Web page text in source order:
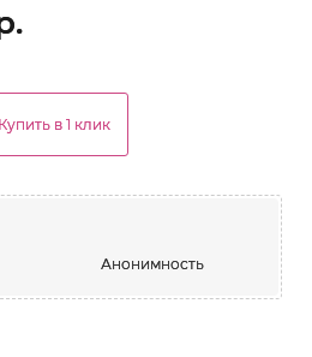
Купить в 1 клик
Анонимность